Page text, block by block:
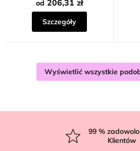
od 206,31 zł
Szczegóły
Wyświetlić wszystkie
99 %
Klientów